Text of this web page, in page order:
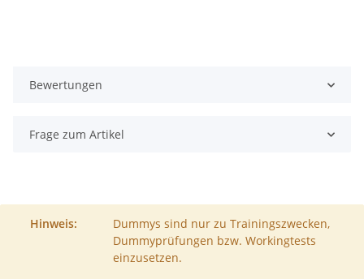
Bewertungen
Frage zum Artikel
Hinweis:
Dummys sind nur zu Trainingszwecken,
Dummyprüfungen bzw. Workingtests
einzusetzen.